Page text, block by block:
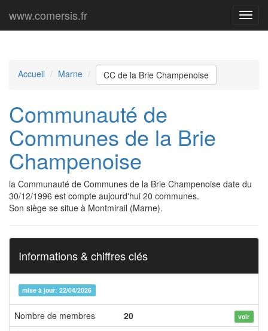
Menu
www.comersis.fr
Accueil Marne CC de la Brie Champenoise
Communauté de
Communes de la Brie
Champenoise
la Communauté de Communes de la Brie Champenoise date du
30/12/1996 est compte aujourd'hui 20 communes.
Son siège se situe à Montmirail (Marne).
Informations & chiffres clés
mise à jour: 22/04/2026
Nombre de membres 20 voir